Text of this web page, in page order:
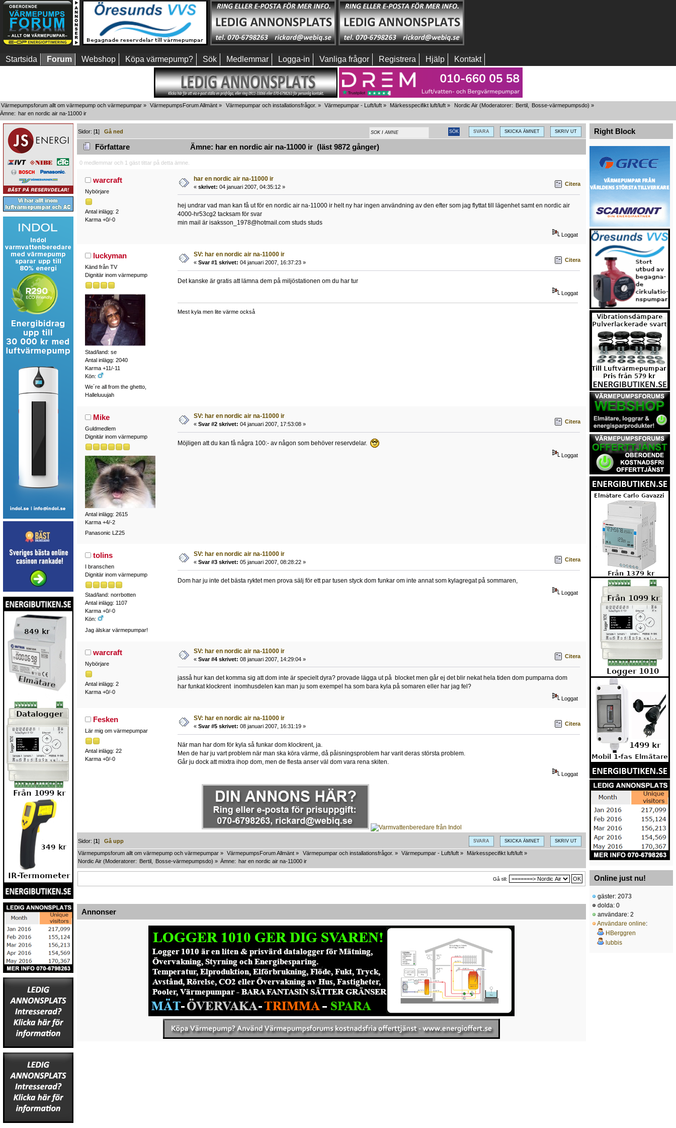
Startsida Forum Webshop Köpa värmepump? Sök Medlemmar Logga-in Vanliga frågor Registrera Hjälp Kontakt
Värmepumpsforum allt om värmepump och värmepumpar » VärmepumpsForum Allmänt » Värmepumpar och installationsfrågor. » Värmepumpar - Luft/luft» Märkesspecifikt luft/luft » Nordic Air(Moderatorer: Bertil, Bosse-värmepumpsdo) »
Ämne: har en nordic air na-11000 ir
SVARA SKICKA ÄMNET SKRIV UT
Sidor: [1]Gå ned
Författare Ämne: har en nordic air na-11000 ir (läst 9872 gånger)
0 medlemmar och 1 gäst tittar på detta ämne.
warcraft
Nybörjare
Antal inlägg: 2
Karma +0/-0
har en nordic air na-11000 ir
« skrivet: 04 januari 2007, 04:35:12 » Citera
hej undrar vad man kan få ut för en nordic air na-11000 ir helt ny har ingen användning av den efter som jag flyttat till lägenhet samt en nordic air
4000-hr53cg2 tacksam för svar
min mail är isaksson_1978@hotmail.com studs studs
Loggat
luckyman
Känd från TV
Dignitär inom värmepump
Stad/land: se
Antal inlägg: 2040
Karma +11/-11
Kön:
We´re all from the ghetto,
Halleluuujah
SV: har en nordic air na-11000 ir
« Svar #1 skrivet: 04 januari 2007, 16:37:23 » Citera
Det kanske är gratis att lämna dem på miljöstationen om du har tur
Loggat
Mest kyla men lite värme också
Mike
Guldmedlem
Dignitär inom värmepump
Antal inlägg: 2615
Karma +4/-2
Panasonic LZ25
SV: har en nordic air na-11000 ir
« Svar #2 skrivet: 04 januari 2007, 17:53:08 » Citera
Möjligen att du kan få några 100:- av någon som behöver reservdelar.
Loggat
tolins
I branschen
Dignitär inom värmepump
Stad/land: norrbotten
Antal inlägg: 1107
Karma +0/-0
Kön:
Jag älskar värmepumpar!
SV: har en nordic air na-11000 ir
« Svar #3 skrivet: 05 januari 2007, 08:28:22 » Citera
Dom har ju inte det bästa ryktet men prova sälj för ett par tusen styck dom funkar om inte annat som kylagregat på sommaren,
Loggat
warcraft
Nybörjare
Antal inlägg: 2
Karma +0/-0
SV: har en nordic air na-11000 ir
« Svar #4 skrivet: 08 januari 2007, 14:29:04 » Citera
jasså hur kan det komma sig att dom inte är specielt dyra? provade lägga ut på blocket men går ej det blir nekat hela tiden dom pumparna dom
har funkat klockrent inomhusdelen kan man ju som exempel ha som bara kyla på somaren eller har jag fel?
Loggat
Fesken
Lär mig om värmepumpar
Antal inlägg: 22
Karma +0/-0
SV: har en nordic air na-11000 ir
« Svar #5 skrivet: 08 januari 2007, 16:31:19 » Citera
När man har dom för kyla så funkar dom klockrent, ja.
Men de har ju vart problem när man ska köra värme, då påisningsproblem har varit deras största problem.
Går ju dock att mixtra ihop dom, men de flesta anser väl dom vara rena skiten.
Loggat
SVARA SKICKA ÄMNET SKRIV UT
Sidor: [1]Gå upp
Värmepumpsforum allt om värmepump och värmepumpar » VärmepumpsForum Allmänt » Värmepumpar och installationsfrågor. » Värmepumpar - Luft/luft» Märkesspecifikt luft/luft »
Nordic Air (Moderatorer: Bertil Bosse-värmepumpsdo) » Ämne: har en nordic air na-11000 ir
Gå till:
Annonser
Right Block
Online just nu!
gäster: 2073
dolda: 0
användare: 2
Användare online:
HBerggren
lubbis